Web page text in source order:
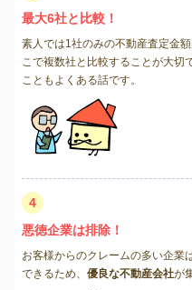
最大6社と比較！
素人では1社のみの不動産査定金
こで複数社と比較することが大切
こともよくある話です。
4
悪徳企業は排除！
お客様からのクレームの多い企業
できるため、 優良な不動産会社が